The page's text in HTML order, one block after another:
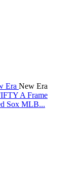
Era New Era
A Frame
Sox MLB...